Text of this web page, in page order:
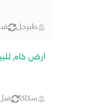
طبرجل قبل
ارض خام
سكاكا قبل ١٥